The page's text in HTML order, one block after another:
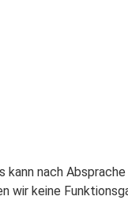
kann nach
wir keine